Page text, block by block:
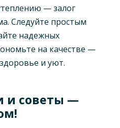
— залог
Следуйте простым
надежных
на качестве —
и уют.
и советы —